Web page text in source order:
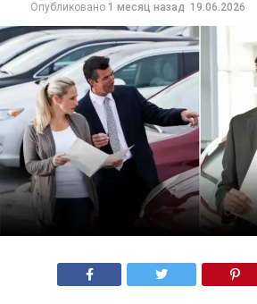
Опубликовано 1 месяц назад 19.06.2026